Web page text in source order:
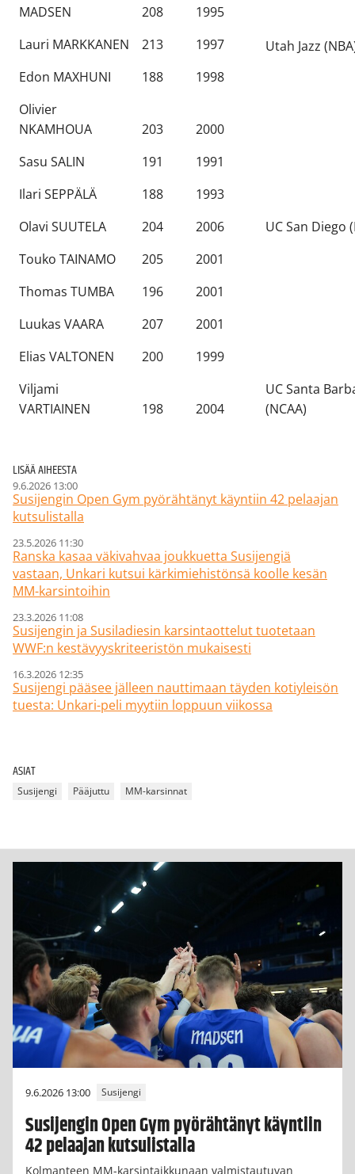
MADSEN
208
1995
Lauri MARKKANEN
213 1997
Utah Jazz
Edon MAXHUNI
188
1998
Olivier
NKAMHOUA
203
2000
Sasu SALIN
191
1991
Ilari SEPPÄLÄ
188
1993
Olavi SUUTELA
204 2006
UC San Diego
Touko TAINAMO
205
2001
Thomas TUMBA
196
2001
Luukas VAARA
207
2001
Elias VALTONEN
200
1999
Viljami
VARTIAINEN
198 2004
UC Santa
(NCAA)
LISÄÄ AIHEESTA
9.6.2026 13:00
Susijengin Open Gym pyörähtänyt käyntiin 42 pelaajan
kutsulistalla
23.5.2026 11:30
Ranska kasaa väkivahvaa joukkuetta Susijengiä
vastaan, Unkari kutsui kärkimiehistönsä koolle kesän
MM-karsintoihin
23.3.2026 11:08
Susijengin ja Susiladiesin karsintaottelut tuotetaan
WWF:n kestävyyskriteeristön mukaisesti
16.3.2026 12:35
Susijengi pääsee jälleen nauttimaan täyden kotiyleisön
tuesta: Unkari-peli myytiin loppuun viikossa
ASIAT
Susijengi Pääjuttu MM-karsinnat
9.6.2026 13:00 Susijengi
Susijengin Open Gym pyörähtänyt käyntiin
42 pelaajan kutsulistalla
Kolmanteen MM-karsintaikkunaan valmistautuvan